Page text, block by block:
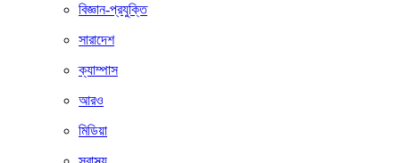
বিজ্ঞান-প্রযুক্তি
সারাদেশ
ক্যাম্পাস
আরও
মিডিয়া